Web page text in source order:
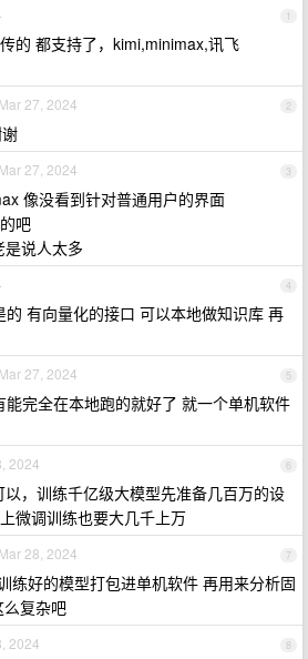
1
的 都支持了，kimi,minimax,讯飞
2
Mar 27, 2024
3
Mar 27, 2024
像没看到针对普通用户的界面
吧
说人太多
4
的 有向量化的接口 可以本地做知识库 再
5
Mar 27, 2024
能完全在本地跑的就好了 就一个单机软件
6
2024
以，训练千亿级大模型先准备几百万的设
微调训练也要大几千上万
7
Mar 28, 2024
练好的模型打包进单机软件 再用来分析固
复杂吧
8
2024